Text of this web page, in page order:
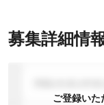
募集詳細情
ご登録いた